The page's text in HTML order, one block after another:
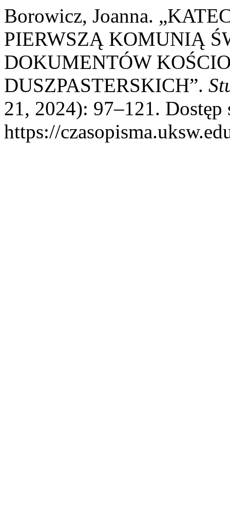
Borowicz, Joanna.
PIERWSZĄ KOMUNIĄ
DOKUMENTÓW
DUSZPASTERSKICH”.
21, 2024): 97–121. Dostęp
https://